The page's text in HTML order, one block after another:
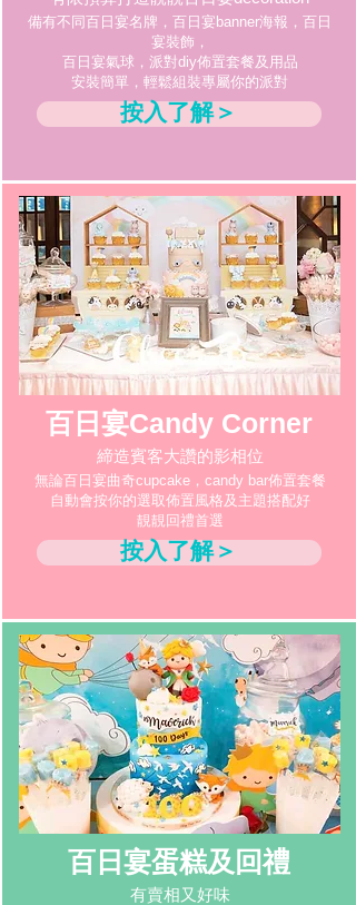
備有不同百日宴名牌，百日宴banner海報，百日
宴裝飾，
百日宴氣球，派對diy佈置套餐及用品
安裝簡單，輕鬆組裝專屬你的派對
按入了解＞
百日宴Candy Corner
締造賓客大讚的影相位
無論百日宴曲奇cupcake，candy bar佈置套餐
自動會按你的選取佈置風格及主題搭配好
靚靚回禮首選
按入了解＞
百日宴蛋糕及回禮
有賣相又好味